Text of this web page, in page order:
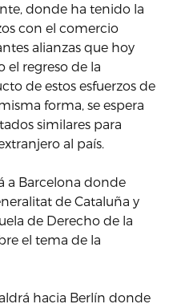
donde ha tenido la
con el comercio
alianzas que hoy
el regreso de la
de estos esfuerzos de
forma, se espera
similares para
al país.
a Barcelona donde
de Cataluña y
de Derecho de la
el tema de la
hacia Berlín donde